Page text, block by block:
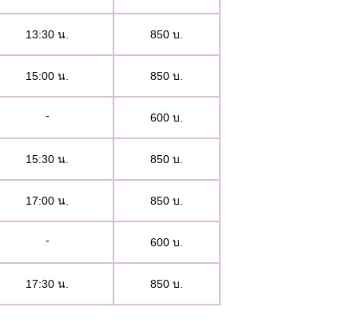
13:30 น. 850 บ.
15:00 น. 850 บ.
- 600 บ.
15:30 น. 850 บ.
17:00 น. 850 บ.
- 600 บ.
17:30 น. 850 บ.